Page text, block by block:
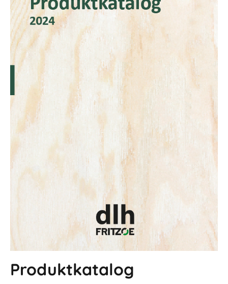
Produktkatalog